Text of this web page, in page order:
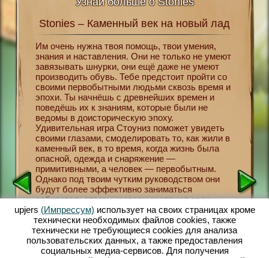
нужен
В
чтобы
с
на
Stonies – Каменный век на новый лад
Им очень нужна твоя помощь, твои умения,
знания и наставления. Они не только не умеют
завязывать шнурки, они ещё даже не умеют
производить обувь. Тебе предстоит пройти со
своими первобытными людьми сквозь время и
эпохи. Ты начнёшь с древнейших времен и
поведёшь их к знаниям, которые были не
ведомы в доисторическую эпоху.
Удивительная игра Стоуниз поможет увидеть
своими глазами, смоделировать то, как жили в
каменный век, в то время, когда жизнь была
опасной, одежда и снаряжение —
примитивными, а человек — первобытным.
Однако под твоим чутким руководством они
будут более эффективно заниматься
собирательством, усовершенствуют свои
охотничьи навыки и применяемые орудия
труда. Постепенно на смену каменному веку
придет бронзовый, орудия станут сложнее,
появятся не только первые развитые
поселения, но и первые производства. Будет
играя
upjers (Импрессум) использует на своих страницах кроме
технически необходимых файлов сookies, также
технически не требующиеся cookies для анализа
пользовательских данных, а также предоставления
социальных медиа-сервисов. Для получения